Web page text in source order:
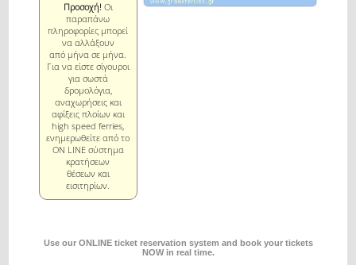
Προσοχή! Οι
παραπάνω
πληροφορίες μπορεί
να αλλάξουν
από μήνα σε μήνα.
Για να είστε σίγουροι
για σωστά
δρομολόγια,
αναχωρήσεις και
αφίξεις πλοίων και
high speed ferries,
ενημερωθείτε από το
ON LINE σύστημα
κρατήσεων
θέσεων και
εισιτηρίων.
Use our ONLINE ticket reservation system and book your tickets
NOW in real time.